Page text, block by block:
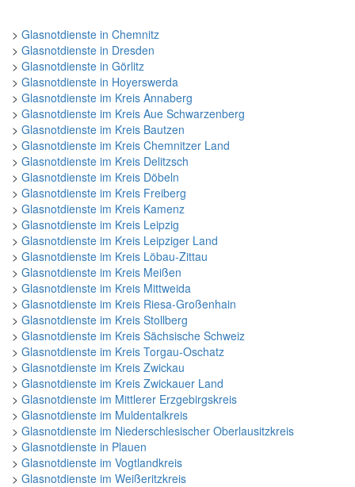
> Glasnotdienste in Chemnitz
> Glasnotdienste in Dresden
> Glasnotdienste in Görlitz
> Glasnotdienste in Hoyerswerda
> Glasnotdienste im Kreis Annaberg
> Glasnotdienste im Kreis Aue Schwarzenberg
> Glasnotdienste im Kreis Bautzen
> Glasnotdienste im Kreis Chemnitzer Land
> Glasnotdienste im Kreis Delitzsch
> Glasnotdienste im Kreis Döbeln
> Glasnotdienste im Kreis Freiberg
> Glasnotdienste im Kreis Kamenz
> Glasnotdienste im Kreis Leipzig
> Glasnotdienste im Kreis Leipziger Land
> Glasnotdienste im Kreis Löbau-Zittau
> Glasnotdienste im Kreis Meißen
> Glasnotdienste im Kreis Mittweida
> Glasnotdienste im Kreis Riesa-Großenhain
> Glasnotdienste im Kreis Stollberg
> Glasnotdienste im Kreis Sächsische Schweiz
> Glasnotdienste im Kreis Torgau-Oschatz
> Glasnotdienste im Kreis Zwickau
> Glasnotdienste im Kreis Zwickauer Land
> Glasnotdienste im Mittlerer Erzgebirgskreis
> Glasnotdienste im Muldentalkreis
> Glasnotdienste im Niederschlesischer Oberlausitzkreis
> Glasnotdienste in Plauen
> Glasnotdienste im Vogtlandkreis
> Glasnotdienste im Weißeritzkreis